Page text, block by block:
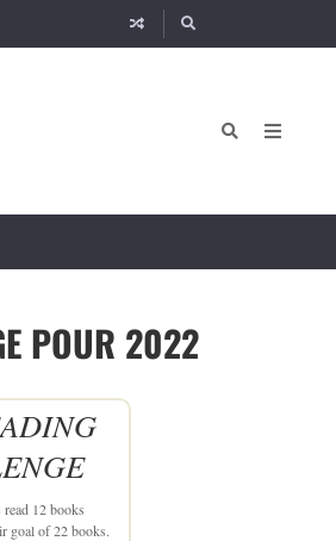
POUR 2022
read 12 books
goal of 22 books.